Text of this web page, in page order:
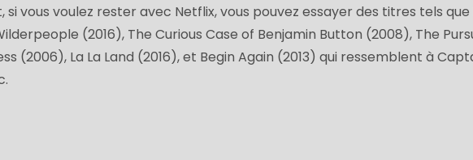
si vous voulez rester avec Netflix, vous pouvez essayer des titres tels que
(2016), The Curious Case of Benjamin Button (2008), The
(2006), La La Land (2016), et Begin Again (2013) qui ressemblent à